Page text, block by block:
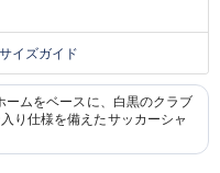
サイズガイド
ムをベースに、白黒のクラブ
り仕様を備えたサッカーシャ